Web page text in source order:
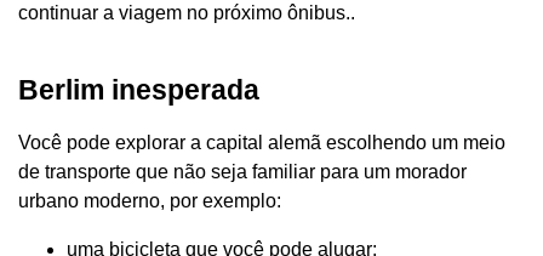
continuar a viagem no próximo ônibus..
Berlim inesperada
Você pode explorar a capital alemã escolhendo um meio
de transporte que não seja familiar para um morador
urbano moderno, por exemplo:
uma bicicleta que você pode alugar;